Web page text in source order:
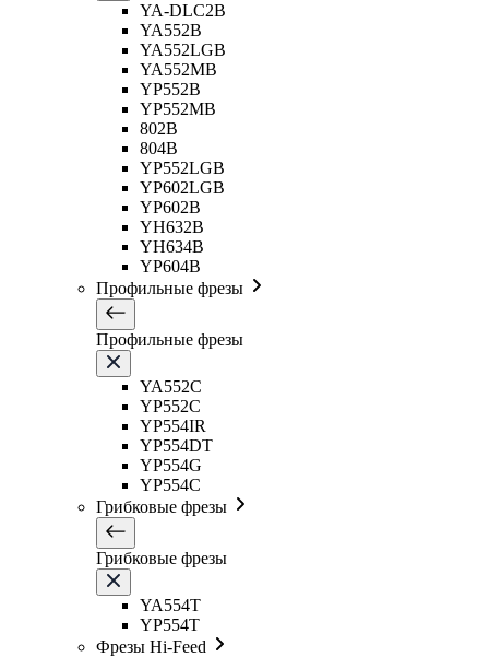
YA-DLC2B
YA552B
YA552LGB
YA552MB
YP552B
YP552MB
802B
804B
YP552LGB
YP602LGB
YP602B
YH632B
YH634B
YP604B
Профильные фрезы
Профильные фрезы
YA552C
YP552C
YP554IR
YP554DT
YP554G
YP554C
Грибковые фрезы
Грибковые фрезы
YA554T
YP554T
Фрезы Hi-Feed